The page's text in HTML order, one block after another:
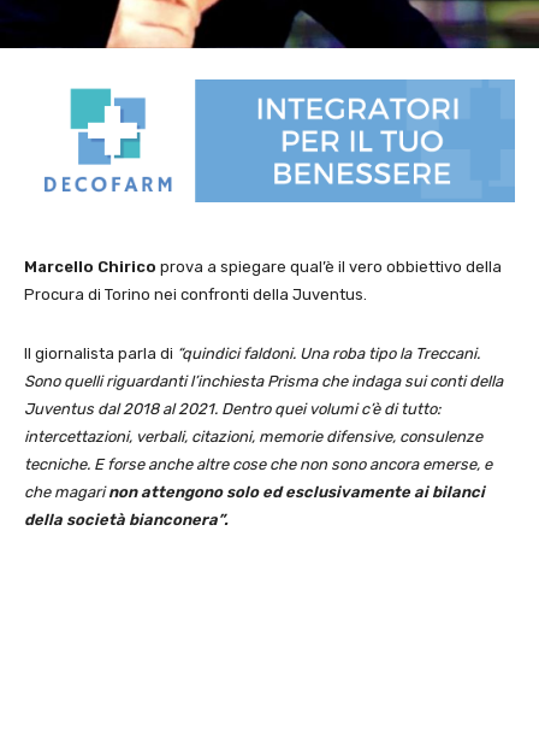
Marcello Chirico prova a spiegare qual’è il vero obbiettivo della
Procura di Torino nei confronti della Juventus.
Il giornalista parla di “quindici faldoni. Una roba tipo la Treccani.
Sono quelli riguardanti l’inchiesta Prisma che indaga sui conti della
Juventus dal 2018 al 2021. Dentro quei volumi c’è di tutto:
intercettazioni, verbali, citazioni, memorie difensive, consulenze
tecniche. E forse anche altre cose che non sono ancora emerse, e
che magarinon attengono solo ed esclusivamente ai bilanci
della società bianconera”.